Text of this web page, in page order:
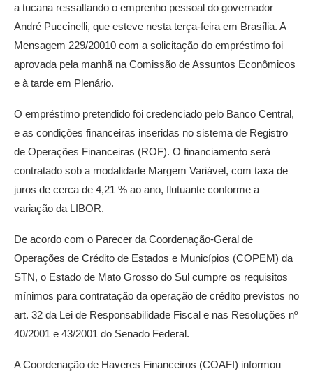
a tucana ressaltando o emprenho pessoal do governador
André Puccinelli, que esteve nesta terça-feira em Brasília. A
Mensagem 229/20010 com a solicitação do empréstimo foi
aprovada pela manhã na Comissão de Assuntos Econômicos
e à tarde em Plenário.
O empréstimo pretendido foi credenciado pelo Banco Central,
e as condições financeiras inseridas no sistema de Registro
de Operações Financeiras (ROF). O financiamento será
contratado sob a modalidade Margem Variável, com taxa de
juros de cerca de 4,21 % ao ano, flutuante conforme a
variação da LIBOR.
De acordo com o Parecer da Coordenação-Geral de
Operações de Crédito de Estados e Municípios (COPEM) da
STN, o Estado de Mato Grosso do Sul cumpre os requisitos
mínimos para contratação da operação de crédito previstos no
art. 32 da Lei de Responsabilidade Fiscal e nas Resoluções nº
40/2001 e 43/2001 do Senado Federal.
A Coordenação de Haveres Financeiros (COAFI) informou